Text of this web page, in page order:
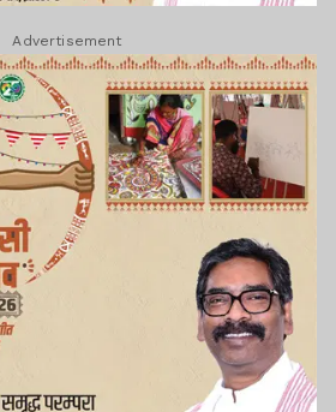
Advertisement